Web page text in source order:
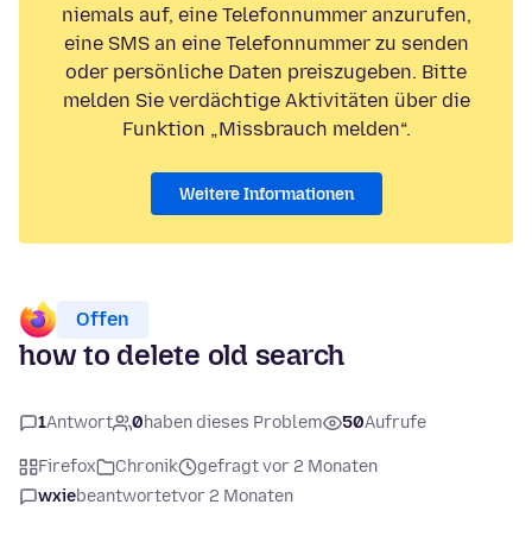
niemals auf, eine Telefonnummer anzurufen,
eine SMS an eine Telefonnummer zu senden
oder persönliche Daten preiszugeben. Bitte
melden Sie verdächtige Aktivitäten über die
Funktion „Missbrauch melden“.
Weitere Informationen
Offen
how to delete old search
1Antwort 0haben dieses Problem 50Aufrufe
Firefox Chronik
gefragt vor 2 Monaten
wxiebeantwortetvor 2 Monaten